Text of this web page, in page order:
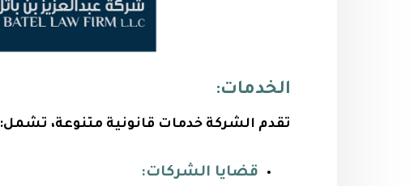
الخدمات:
تقدم الشركة خدمات قانونية متنوعة، تشمل:
قضايا الشركات: